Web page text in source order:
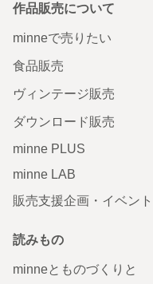
作品販売について
minneで売りたい
食品販売
ヴィンテージ販売
ダウンロード販売
minne PLUS
minne LAB
販売支援企画・イベント
読みもの
minneとものづくりと